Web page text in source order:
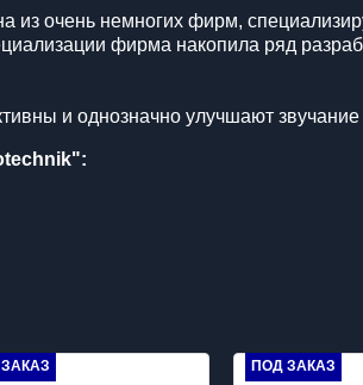
из очень немногих фирм,
фирма накопила ряд
и однозначно улучшают звучание
ПОД ЗАКАЗ